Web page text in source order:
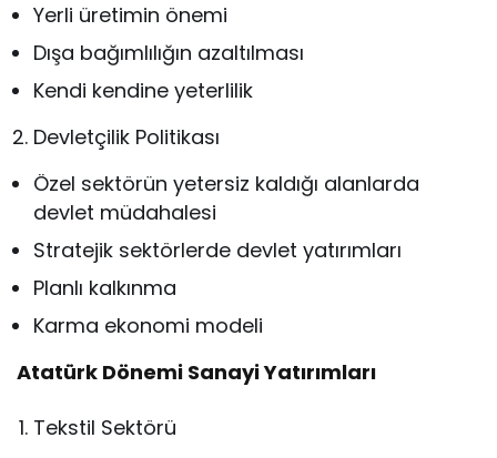
Yerli üretimin önemi
Dışa bağımlılığın azaltılması
Kendi kendine yeterlilik
Devletçilik Politikası
Özel sektörün yetersiz kaldığı alanlarda
devlet müdahalesi
Stratejik sektörlerde devlet yatırımları
Planlı kalkınma
Karma ekonomi modeli
Atatürk Dönemi Sanayi Yatırımları
Tekstil Sektörü